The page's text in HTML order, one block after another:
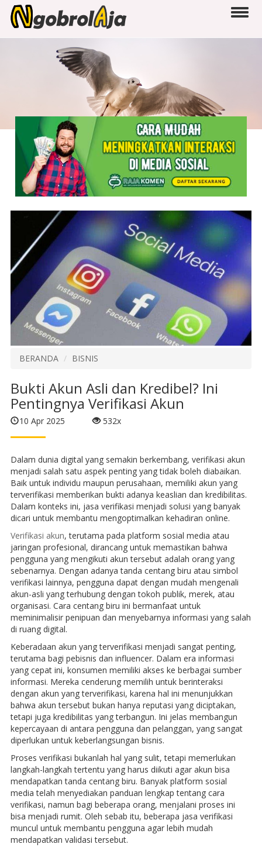
BERANDA BISNIS
Bukti Akun Asli dan Kredibel? Ini
Pentingnya Verifikasi Akun
10 Apr 2025 532x
Dalam dunia digital yang semakin berkembang, verifikasi akun
menjadi salah satu aspek penting yang tidak boleh diabaikan.
Baik untuk individu maupun perusahaan, memiliki akun yang
terverifikasi memberikan bukti adanya keaslian dan kredibilitas.
Dalam konteks ini, jasa verifikasi menjadi solusi yang banyak
dicari untuk membantu mengoptimalkan kehadiran online.
Verifikasi akun, terutama pada platform sosial media atau
jaringan profesional, dirancang untuk memastikan bahwa
pengguna yang mengikuti akun tersebut adalah orang yang
sebenarnya. Dengan adanya tanda centang biru atau simbol
verifikasi lainnya, pengguna dapat dengan mudah mengenali
akun-asli yang terhubung dengan tokoh publik, merek, atau
organisasi. Cara centang biru ini bermanfaat untuk
meminimalisir penipuan dan menyebarnya informasi yang salah
di ruang digital.
Keberadaan akun yang terverifikasi menjadi sangat penting,
terutama bagi pebisnis dan influencer. Dalam era informasi
yang cepat ini, konsumen memiliki akses ke berbagai sumber
informasi. Mereka cenderung memilih untuk berinteraksi
dengan akun yang terverifikasi, karena hal ini menunjukkan
bahwa akun tersebut bukan hanya reputasi yang diciptakan,
tetapi juga kredibilitas yang terbangun. Ini jelas membangun
kepercayaan di antara pengguna dan pelanggan, yang sangat
diperlukan untuk keberlangsungan bisnis.
Proses verifikasi bukanlah hal yang sulit, tetapi memerlukan
langkah-langkah tertentu yang harus diikuti agar akun bisa
mendapatkan tanda centang biru. Banyak platform sosial
media telah menyediakan panduan lengkap tentang cara
verifikasi, namun bagi beberapa orang, menjalani proses ini
bisa menjadi rumit. Oleh sebab itu, beberapa jasa verifikasi
muncul untuk membantu pengguna agar lebih mudah
mendapatkan validasi tersebut.